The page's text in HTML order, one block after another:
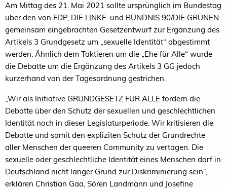
Am Mittag des 21. Mai 2021 sollte ursprünglich im Bundestag
über den von FDP, DIE LINKE. und BÜNDNIS 90/DIE GRÜNEN
gemeinsam eingebrachten Gesetzentwurf zur Ergänzung des
Artikels 3 Grundgesetz um „sexuelle Identität“ abgestimmt
werden. Ähnlich dem Taktieren um die „Ehe für Alle“ wurde
die Debatte um die Ergänzung des Artikels 3 GG jedoch
kurzerhand von der Tagesordnung gestrichen.
„Wir als Initiative GRUNDGESETZ FÜR ALLE fordern die
Debatte über den Schutz der sexuellen und geschlechtlichen
Identität noch in dieser Legislaturperiode. Wir kritisieren die
Debatte und somit den expliziten Schutz der Grundrechte
aller Menschen der queeren Community zu vertagen. Die
sexuelle oder geschlechtliche Identität eines Menschen darf in
Deutschland nicht länger Grund zur Diskriminierung sein“,
erklären Christian Gaa, Sören Landmann und Josefine